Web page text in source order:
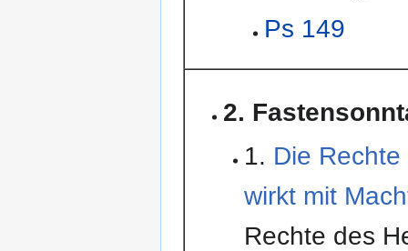
Ps 149
2.
1. Die
wirkt mit
Rechte des